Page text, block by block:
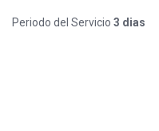
Periodo del Servicio 3 dias